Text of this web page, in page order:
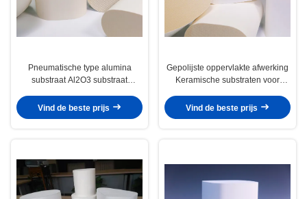
Pneumatische type alumina
substraat Al2O3 substraat
verbeterde duurzaamheid en
prestaties garanderen
Vind de beste prijs
Gepolijste oppervlakte afwerking
Keramische substraten voor
oxidatie katalysator toepassingen
Duurzame prestaties
Vind de beste prijs